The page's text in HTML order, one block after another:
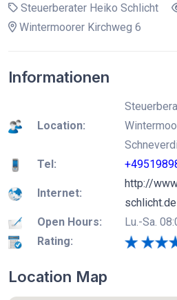
Steuerberater Heiko Schlicht
Wintermoorer Kirchweg 6
Informationen
Location:
Tel:
Internet:
http://
schlicht.de
Open Hours:
Lu.-Sa.
Rating:
Location Map